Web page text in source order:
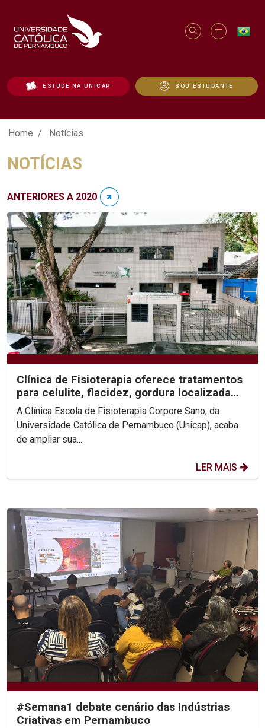
ESTUDE NA UNICAP SOU ESTUDANTE
Notícias - Unicap
Home Notícias
NOTÍCIAS
ANTERIORES A 2020
Clínica de Fisioterapia oferece tratamentos
para celulite, flacidez, gordura localizada
e...
A Clínica Escola de Fisioterapia Corpore Sano, da
Universidade Católica de Pernambuco (Unicap), acaba
de ampliar sua...
LER MAIS
#Semana1 debate cenário das Indústrias
Criativas em Pernambuco